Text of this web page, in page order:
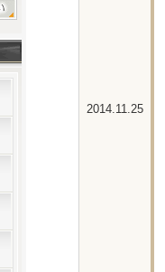
2014.11.25